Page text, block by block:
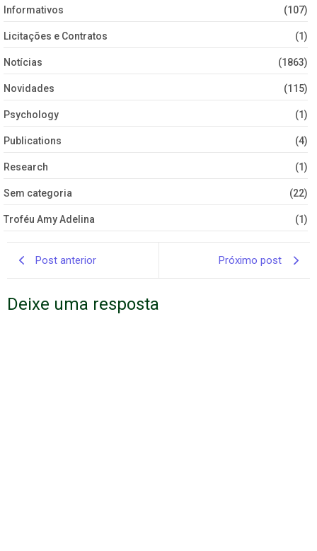
Informativos (107)
Licitações e Contratos (1)
Notícias (1863)
Novidades (115)
Psychology (1)
Publications (4)
Research (1)
Sem categoria (22)
Troféu Amy Adelina (1)
Post anterior Próximo post
Deixe uma resposta